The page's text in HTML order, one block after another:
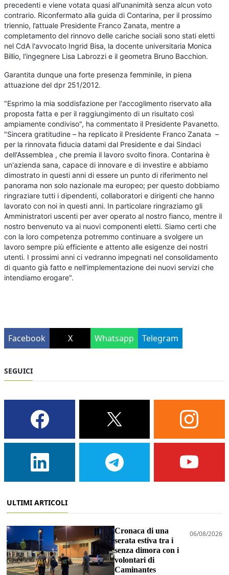
precedenti e viene votata quasi all'unanimità senza alcun voto
contrario. Riconfermato alla guida di Contarina, per il prossimo
triennio, l’attuale Presidente Franco Zanata, mentre a
completamento del rinnovo delle cariche sociali sono stati eletti
nel CdA l'avvocato Ingrid Bisa, la docente universitaria Monica
Billio, l'ingegnere Lisa Labrozzi e il geometra Bruno Bacchion.
Garantita dunque una forte presenza femminile, in piena
attuazione del dpr 251/2012.
"Esprimo la mia soddisfazione per l'accoglimento riservato alla
proposta fatta e per il raggiungimento di un risultato così
ampiamente condiviso", ha commentato il Presidente Pavanetto.
"Sincera gratitudine – ha replicato il Presidente Franco Zanata –
per la rinnovata fiducia datami dal Presidente e dai Sindaci
dell'Assemblea , che premia il lavoro svolto finora. Contarina è
un'azienda sana, capace di innovare e di investire e abbiamo
dimostrato in questi anni di essere un punto di riferimento nel
panorama non solo nazionale ma europeo; per questo dobbiamo
ringraziare tutti i dipendenti, collaboratori e dirigenti che hanno
lavorato con noi in questi anni. In particolare ringraziamo gli
Amministratori uscenti per aver operato al nostro fianco, mentre il
nostro benvenuto va ai nuovi componenti eletti. Siamo certi che
con la loro competenza potremmo continuare a svolgere un
lavoro sempre più efficiente e attento alle esigenze dei nostri
utenti. I prossimi anni ci vedranno impegnati nel consolidamento
di quanto già fatto e nell’implementazione dei nuovi servizi che
intendiamo erogare".
Facebook X Whatsapp Telegram
SEGUICI
ULTIMI ARTICOLI
Cronaca di una
serata estiva tra i
senza dimora con i
volontari di
Caminantes
06/08/2026